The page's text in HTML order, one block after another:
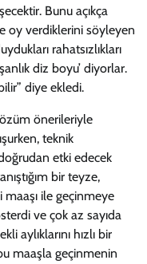
Bunu açıkça
oy verdiklerini söyleyen
rahatsızlıkları
diz boyu’ diyorlar.
diye ekledi.
önerileriyle
teknik
etki edecek
bir teyze,
ile geçinmeye
ve çok az sayıda
aylıklarını hızlı bir
maaşla geçinmenin